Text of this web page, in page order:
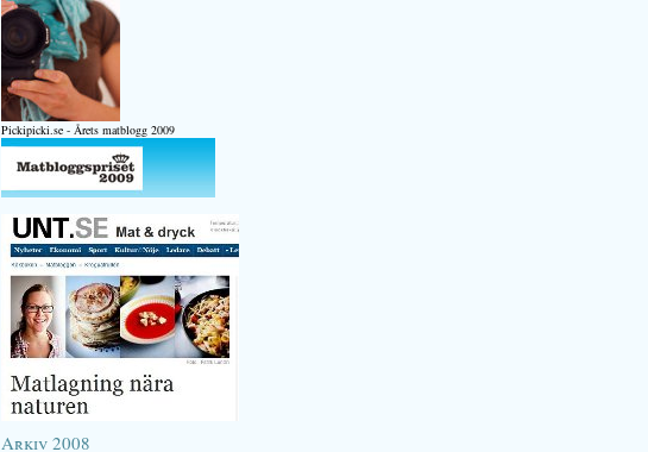
Pickipicki.se - Årets matblogg 2009
Arkiv 2008